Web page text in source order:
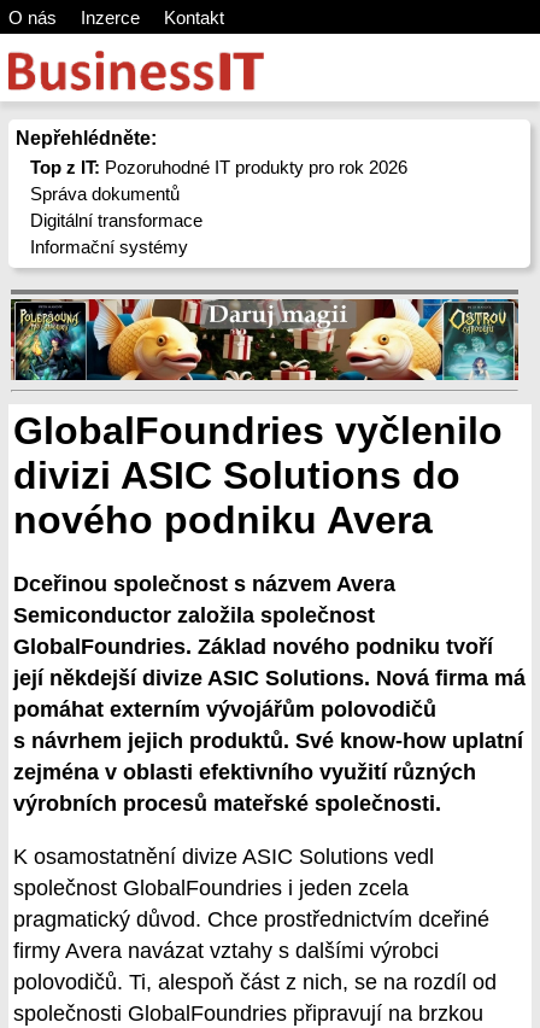
O nás Inzerce Kontakt
Nepřehlédněte:
Top z IT: Pozoruhodné IT produkty pro rok 2026
Správa dokumentů
Digitální transformace
Informační systémy
GlobalFoundries vyčlenilo
divizi ASIC Solutions do
nového podniku Avera
Dceřinou společnost s názvem Avera
Semiconductor založila společnost
GlobalFoundries. Základ nového podniku tvoří
její někdejší divize ASIC Solutions. Nová firma má
pomáhat externím vývojářům polovodičů
s návrhem jejich produktů. Své know-how uplatní
zejména v oblasti efektivního využití různých
výrobních procesů mateřské společnosti.
K osamostatnění divize ASIC Solutions vedl
společnost GlobalFoundries i jeden zcela
pragmatický důvod. Chce prostřednictvím dceřiné
firmy Avera navázat vztahy s dalšími výrobci
polovodičů. Ti, alespoň část z nich, se na rozdíl od
společnosti GlobalFoundries připravují na brzkou